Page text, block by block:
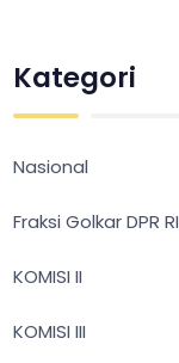
Kategori
Nasional
Fraksi Golkar DPR RI
KOMISI II
KOMISI III